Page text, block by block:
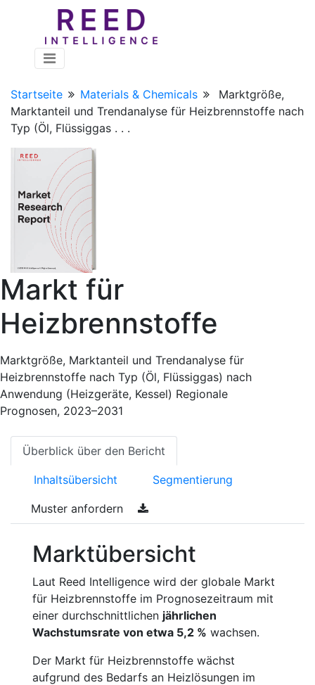
Startseite Materials & Chemicals
Marktgröße,
Marktanteil und Trendanalyse für Heizbrennstoffe nach
Typ (Öl, Flüssiggas . . .
Markt für
Heizbrennstoffe
Marktgröße, Marktanteil und Trendanalyse für
Heizbrennstoffe nach Typ (Öl, Flüssiggas) nach
Anwendung (Heizgeräte, Kessel) Regionale
Prognosen, 2023–2031
Überblick über den Bericht
Inhaltsübersicht Segmentierung
Muster anfordern
Marktübersicht
Laut Reed Intelligence wird der globale Markt
für Heizbrennstoffe im Prognosezeitraum mit
einer durchschnittlichen jährlichen
Wachstumsrate von etwa 5,2 % wachsen.
Der Markt für Heizbrennstoffe wächst
aufgrund des Bedarfs an Heizlösungen im